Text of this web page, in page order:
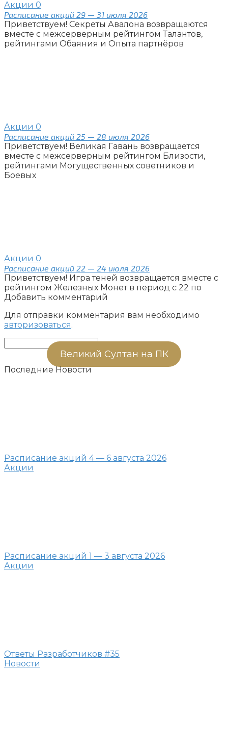
Акции 0
Расписание акций 29 — 31 июля 2026
Приветствуем! Секреты Авалона возвращаются
вместе с межсерверным рейтингом Талантов,
рейтингами Обаяния и Опыта партнёров
Акции 0
Расписание акций 25 — 28 июля 2026
Приветствуем! Великая Гавань возвращается
вместе с межсерверным рейтингом Близости,
рейтингами Могущественных советников и
Боевых
Акции 0
Расписание акций 22 — 24 июля 2026
Приветствуем! Игра теней возвращается вместе с
рейтингом Железных Монет в период с 22 по
Добавить комментарий
Для отправки комментария вам необходимо
авторизоваться.
Великий Султан на ПК
Последние Новости
Расписание акций 4 — 6 августа 2026
Акции
Расписание акций 1 — 3 августа 2026
Акции
Ответы Разработчиков #35
Новости